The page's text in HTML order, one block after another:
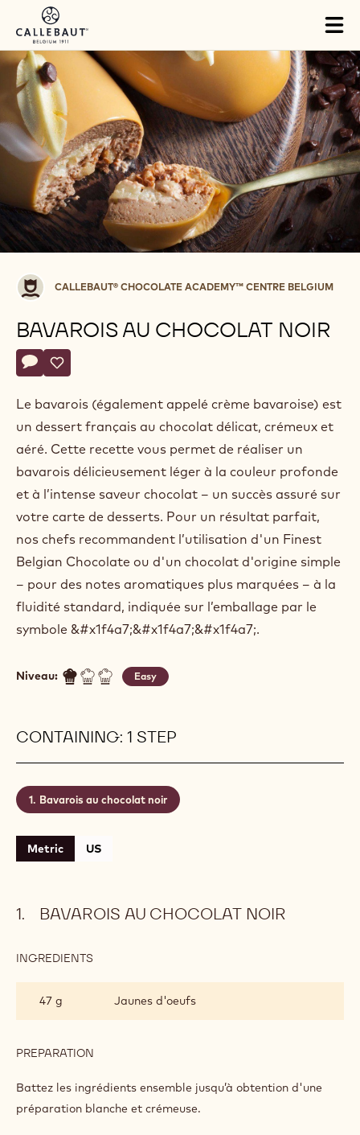
Skip to main content
Callebaut®
CHOCOLATE
ACADEMY™
centre
Belgium
CALLEBAUT® CHOCOLATE ACADEMY™ CENTRE BELGIUM
BAVAROIS AU CHOCOLAT NOIR
Actions
Écrire un commentaire
- Bavarois au chocolat noir
Sauvegarder
- Bavarois au chocolat noir
Le bavarois (également appelé crème bavaroise) est
un dessert français au chocolat délicat, crémeux et
aéré. Cette recette vous permet de réaliser un
bavarois délicieusement léger à la couleur profonde
et à l’intense saveur chocolat – un succès assuré sur
votre carte de desserts. Pour un résultat parfait,
nos chefs recommandent l’utilisation d'un Finest
Belgian Chocolate ou d'un chocolat d'origine simple
– pour des notes aromatiques plus marquées – à la
fluidité standard, indiquée sur l’emballage par le
symbole &#x1f4a7;&#x1f4a7;&#x1f4a7;.
Niveau: Easy
CONTAINING: 1 STEP
Bavarois au chocolat noir
Metric US
BAVAROIS AU CHOCOLAT NOIR
INGREDIENTS
CHOCOLAT
NOIR
47 g Jaunes d'oeufs
PREPARATION
AU
NOIR
Battez les ingrédients ensemble jusqu’à obtention d'une
préparation blanche et crémeuse.